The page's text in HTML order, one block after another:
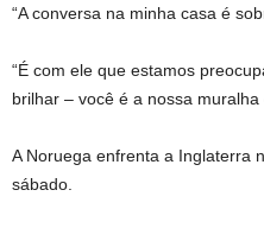
“A conversa na minha casa é
“É com ele que estamos
brilhar – você é a nossa
A Noruega enfrenta a Inglaterra
sábado.